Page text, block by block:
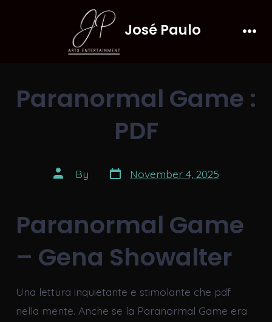
José Paulo
Paranormal Game :
PDF
Post
author
By Post
date
November 4, 2025
Paranormal Game
– Gena Showalter
Una lettura inquietante e stimolante che pdf
nella mente. Anche se la Paranormal Game era